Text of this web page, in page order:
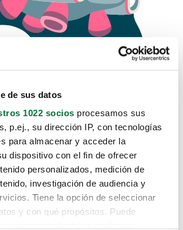
de sus datos
1022 socios procesamos sus
p.ej., su dirección IP, con tecnologías
para almacenar y acceder la
dispositivo con el fin de ofrecer
personalizados, medición de
investigación de audiencia y
Tiene la opción de seleccionar
y con qué propósitos. Puede
no sabemos como
traido hasta aquí.
el coche que estás
de estos enlaces: